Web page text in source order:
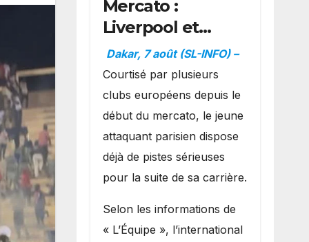
Mercato :
Liverpool et
Dortmund se
positionnent en
favoris pour
recruter Ibrahim
Mbaye
Dakar, 7 août (SL-INFO) –
Courtisé par plusieurs
clubs européens depuis le
début du mercato, le jeune
attaquant parisien dispose
déjà de pistes sérieuses
pour la suite de sa carrière.
Selon les informations de
« L’Équipe », l’international